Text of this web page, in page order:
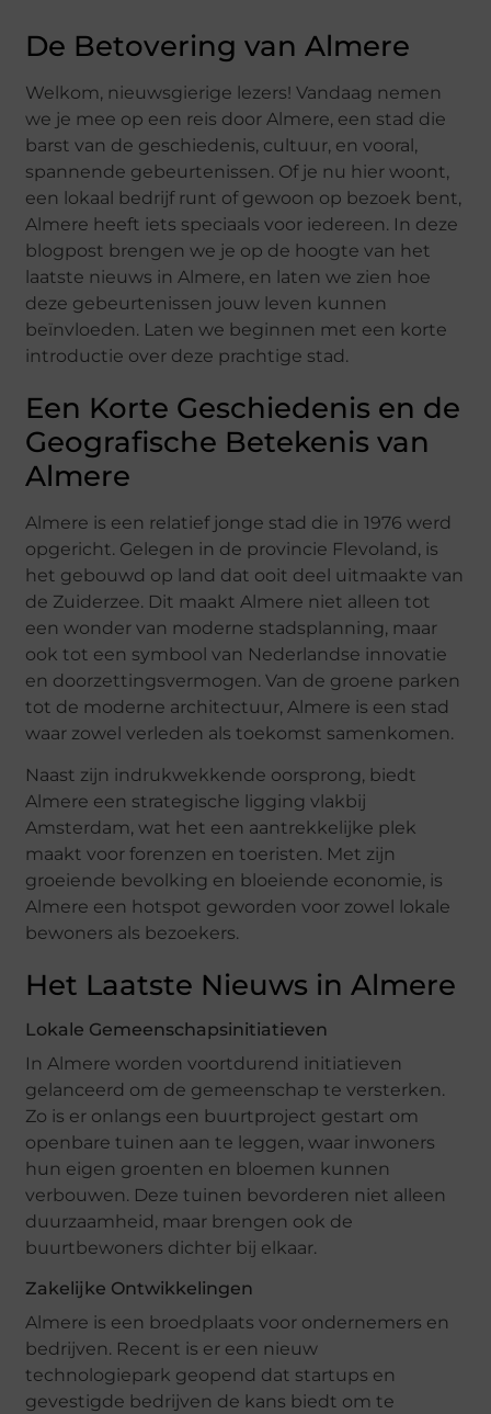
De Betovering van Almere
Welkom, nieuwsgierige lezers! Vandaag nemen
we je mee op een reis door Almere, een stad die
barst van de geschiedenis, cultuur, en vooral,
spannende gebeurtenissen. Of je nu hier woont,
een lokaal bedrijf runt of gewoon op bezoek bent,
Almere heeft iets speciaals voor iedereen. In deze
blogpost brengen we je op de hoogte van het
laatste nieuws in Almere, en laten we zien hoe
deze gebeurtenissen jouw leven kunnen
beïnvloeden. Laten we beginnen met een korte
introductie over deze prachtige stad.
Een Korte Geschiedenis en de
Geografische Betekenis van
Almere
Almere is een relatief jonge stad die in 1976 werd
opgericht. Gelegen in de provincie Flevoland, is
het gebouwd op land dat ooit deel uitmaakte van
de Zuiderzee. Dit maakt Almere niet alleen tot
een wonder van moderne stadsplanning, maar
ook tot een symbool van Nederlandse innovatie
en doorzettingsvermogen. Van de groene parken
tot de moderne architectuur, Almere is een stad
waar zowel verleden als toekomst samenkomen.
Naast zijn indrukwekkende oorsprong, biedt
Almere een strategische ligging vlakbij
Amsterdam, wat het een aantrekkelijke plek
maakt voor forenzen en toeristen. Met zijn
groeiende bevolking en bloeiende economie, is
Almere een hotspot geworden voor zowel lokale
bewoners als bezoekers.
Het Laatste Nieuws in Almere
Lokale Gemeenschapsinitiatieven
In Almere worden voortdurend initiatieven
gelanceerd om de gemeenschap te versterken.
Zo is er onlangs een buurtproject gestart om
openbare tuinen aan te leggen, waar inwoners
hun eigen groenten en bloemen kunnen
verbouwen. Deze tuinen bevorderen niet alleen
duurzaamheid, maar brengen ook de
buurtbewoners dichter bij elkaar.
Zakelijke Ontwikkelingen
Almere is een broedplaats voor ondernemers en
bedrijven. Recent is er een nieuw
technologiepark geopend dat startups en
gevestigde bedrijven de kans biedt om te